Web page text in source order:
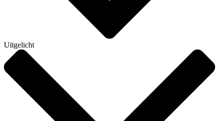
Uitgelicht